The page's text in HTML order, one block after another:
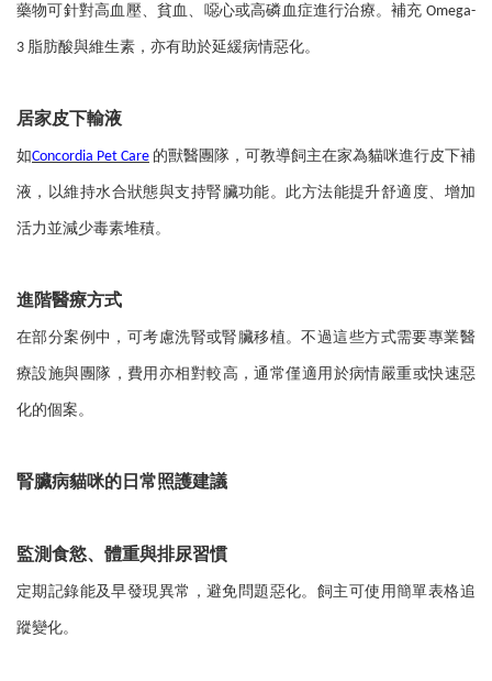
藥物可針對高血壓、貧血、噁心或高磷血症進行治療。補充 Omega-
3 脂肪酸與維生素，亦有助於延緩病情惡化。
居家皮下輸液
如Concordia Pet Care 的獸醫團隊，可教導飼主在家為貓咪進行皮下補
液，以維持水合狀態與支持腎臟功能。此方法能提升舒適度、增加
活力並減少毒素堆積。
進階醫療方式
在部分案例中，可考慮洗腎或腎臟移植。不過這些方式需要專業醫
療設施與團隊，費用亦相對較高，通常僅適用於病情嚴重或快速惡
化的個案。
腎臟病貓咪的日常照護建議
監測食慾、體重與排尿習慣
定期記錄能及早發現異常，避免問題惡化。飼主可使用簡單表格追
蹤變化。